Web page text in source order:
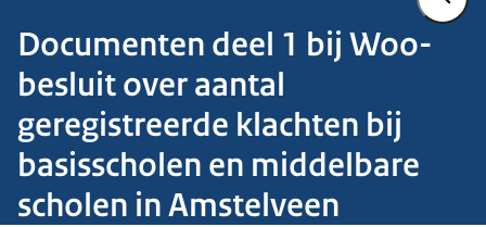
Documenten deel 1 bij Woo-
besluit over aantal
geregistreerde klachten bij
basisscholen en middelbare
scholen in Amstelveen